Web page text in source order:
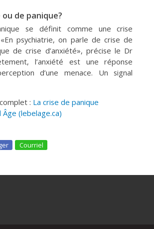
ou de panique?
se définit comme une crise
psychiatrie, on parle de crise de
de crise d’anxiété», précise le Dr
l’anxiété est une réponse
d’une menace. Un signal
: La crise de panique
(lebelage.ca)
Courriel